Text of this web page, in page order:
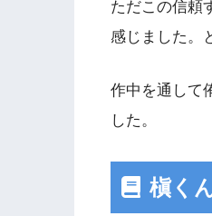
ただこの信頼
感じました。
作中を通して
した。
槇く